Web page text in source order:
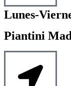
Lunes-
Piantini